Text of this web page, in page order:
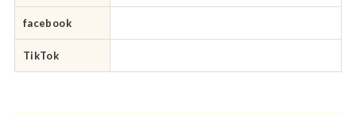
facebook
TikTok